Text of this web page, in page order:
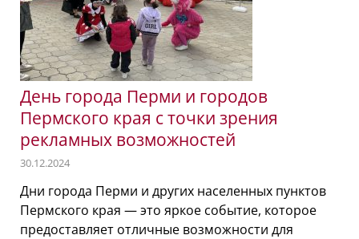
День города Перми и городов
Пермского края с точки зрения
рекламных возможностей
30.12.2024
Дни города Перми и других населенных пунктов
Пермского края — это яркое событие, которое
предоставляет отличные возможности для